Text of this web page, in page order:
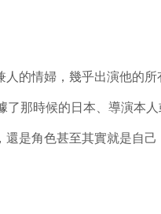
人的情婦，幾乎出演他的
了那時候的日本、導演本
還是角色甚至其實就是自